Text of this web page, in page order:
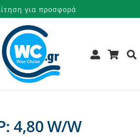
για προσφορά
4,80 W/W